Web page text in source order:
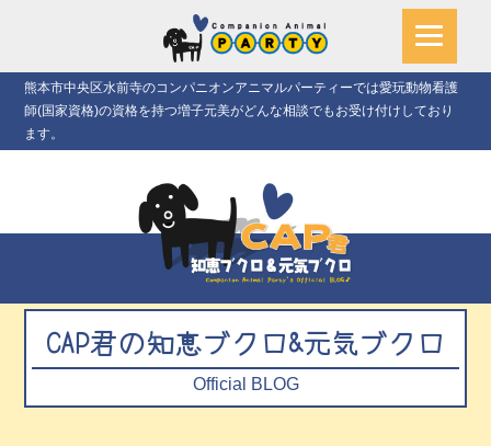
熊本市中央区水前寺のコンパニオンアニマルパーティーでは愛玩動物看護
師(国家資格)の資格を持つ増子元美がどんな相談でもお受け付けしており
ます。
CAP君の知恵ブクロ&元気ブクロ
Official BLOG